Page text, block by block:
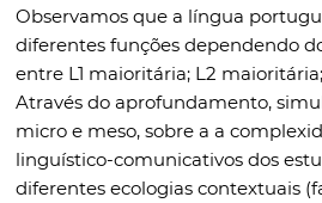
Observamos que a língua
diferentes funções dependendo
entre L1 maioritária; L2
Através do aprofundamento,
micro e meso, sobre a a
linguístico-comunicativos dos
diferentes ecologias contextuais